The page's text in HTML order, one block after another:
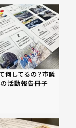
何してるの？市議
活動報告冊子